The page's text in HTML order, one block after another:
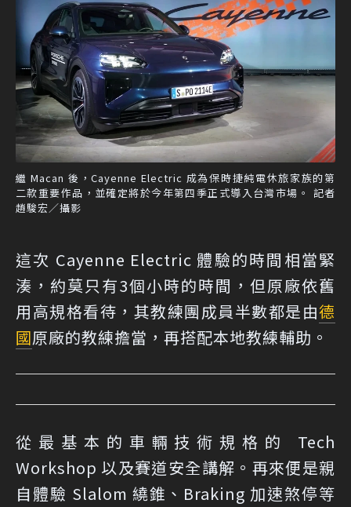
繼 Macan 後，Cayenne Electric 成為保時捷純電休旅家族的第
二款重要作品，並確定將於今年第四季正式導入台灣市場。 記者
趙駿宏／攝影
這次 Cayenne Electric 體驗的時間相當緊
湊，約莫只有3個小時的時間，但原廠依舊
用高規格看待，其教練團成員半數都是由德
國原廠的教練擔當，再搭配本地教練輔助。
從最基本的車輛技術規格的 Tech
Workshop 以及賽道安全講解。再來便是親
自體驗 Slalom 繞錐、Braking 加速煞停等